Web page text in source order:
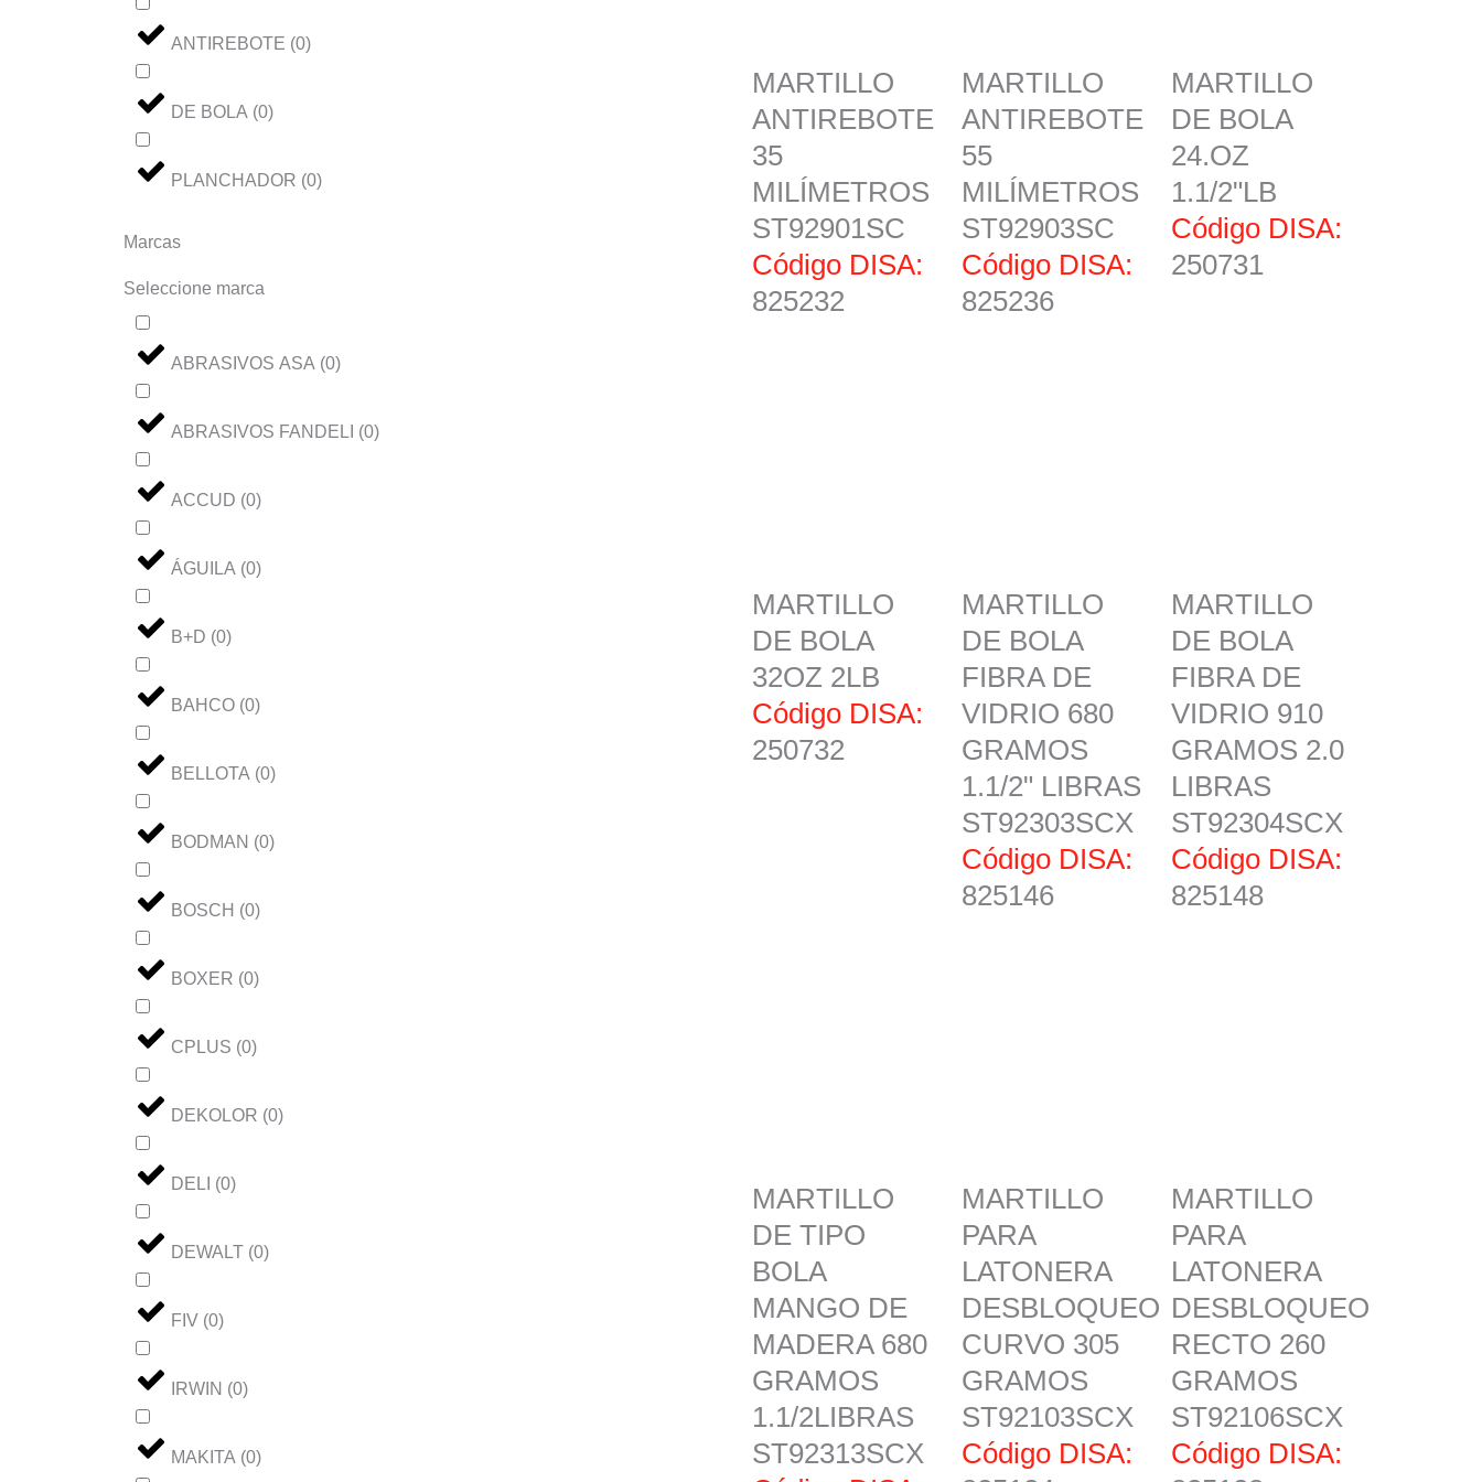
ANTIREBOTE (0)
DE BOLA (0)
PLANCHADOR (0)
Marcas
Seleccione marca
ABRASIVOS ASA (0)
ABRASIVOS FANDELI (0)
ACCUD (0)
ÁGUILA (0)
B+D (0)
BAHCO (0)
BELLOTA (0)
BODMAN (0)
BOSCH (0)
BOXER (0)
CPLUS (0)
DEKOLOR (0)
DELI (0)
DEWALT (0)
FIV (0)
IRWIN (0)
MAKITA (0)
MARTILLO
ANTIREBOTE
35
MILÍMETROS
ST92901SC
Código DISA:
825232
MARTILLO
ANTIREBOTE
55
MILÍMETROS
ST92903SC
Código DISA:
825236
MARTILLO
DE BOLA
24.OZ
1.1/2"LB
Código DISA:
250731
MARTILLO
DE BOLA
32OZ 2LB
Código DISA:
250732
MARTILLO
DE BOLA
FIBRA DE
VIDRIO 680
GRAMOS
1.1/2" LIBRAS
ST92303SCX
Código DISA:
825146
MARTILLO
DE BOLA
FIBRA DE
VIDRIO 910
GRAMOS 2.0
LIBRAS
ST92304SCX
Código DISA:
825148
MARTILLO
DE TIPO
BOLA
MANGO DE
MADERA 680
GRAMOS
1.1/2LIBRAS
ST92313SCX
MARTILLO
PARA
LATONERA
DESBLOQUEO
CURVO 305
GRAMOS
ST92103SCX
Código DISA:
MARTILLO
PARA
LATONERA
DESBLOQUEO
RECTO 260
GRAMOS
ST92106SCX
Código DISA: